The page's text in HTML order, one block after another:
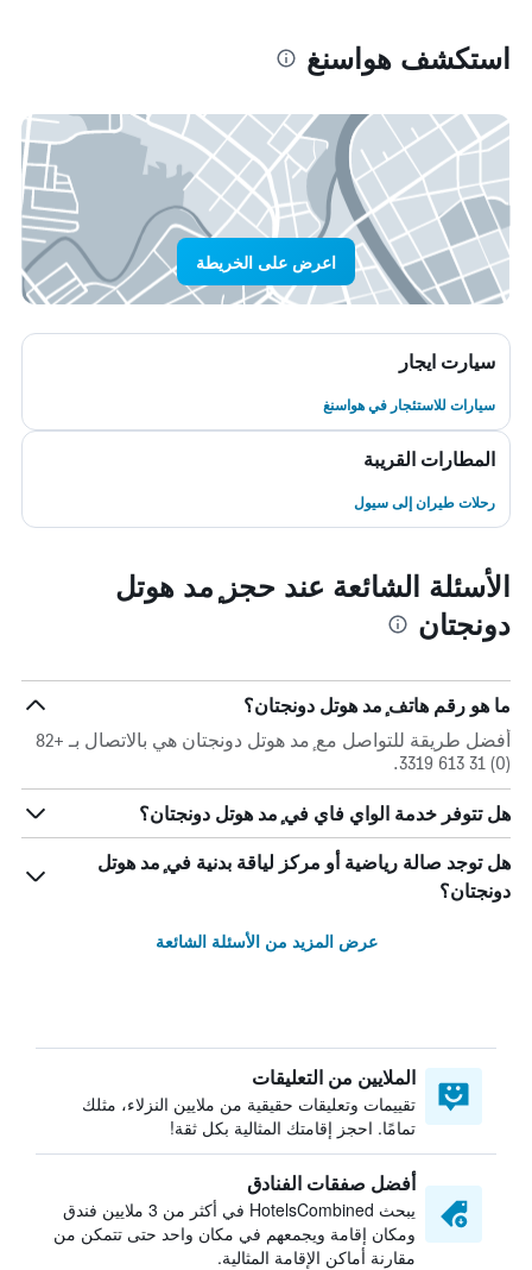
استكشف هواسنغ
اعرض على الخريطة
سيارت ايجار
سيارات للاستئجار في هواسنغ
المطارات القريبة
رحلات طيران إلى سيول
الأسئلة الشائعة عند حجز ٕمد هوتل
دونجتان
ما هو رقم هاتف ٕمد هوتل دونجتان؟
أفضل طريقة للتواصل مع ٕمد هوتل دونجتان هي بالاتصال بـ +82
(0) 31 613 3319.
هل تتوفر خدمة الواي فاي في ٕمد هوتل دونجتان؟
هل توجد صالة رياضية أو مركز لياقة بدنية في ٕمد هوتل
دونجتان؟
عرض المزيد من الأسئلة الشائعة
الملايين من التعليقات
تقييمات وتعليقات حقيقية من ملايين النزلاء، مثلك
تمامًا. احجز إقامتك المثالية بكل ثقة!
أفضل صفقات الفنادق
يبحث HotelsCombined في أكثر من 3 ملايين فندق
ومكان إقامة ويجمعهم في مكان واحد حتى تتمكن من
مقارنة أماكن الإقامة المثالية.